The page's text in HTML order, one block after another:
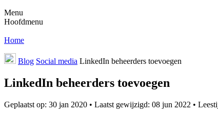
Menu
Hoofdmenu
Home
Blog Social media LinkedIn beheerders toevoegen
LinkedIn beheerders toevoegen
Geplaatst op: 30 jan 2020 • Laatst gewijzigd: 08 jun 2022 •